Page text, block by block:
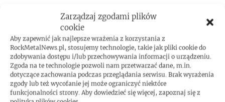
Zarządzaj zgodami plików
cookie
Aby zapewnić jak najlepsze wrażenia z korzystania z
RockMetalNews.pl, stosujemy technologie, takie jak pliki cookie do
zdobywania dostępu i/lub przechowywania informacji o urządzeniu.
Zgoda na te technologie pozwoli nam przetwarzać dane, m.in.
dotyczące zachowania podczas przeglądania serwisu. Brak wyrażenia
zgody lub też wycofanie jej może ograniczyć niektóre
funkcjonalności strony. Aby dowiedzieć się więcej, zapoznaj się z
ROCKMETAL F***T